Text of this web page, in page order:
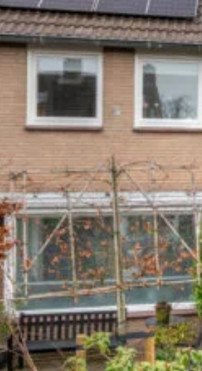
projecten
te koop..
naar een succesvolle verkoop
wij jouw droomwoning
alle wettelijke eisen
huis discreet..
verkopen
kennis...
woning via ons netwerk
Beheer
én beheer op maat
renoveren? Geen probleem!
van alle diensten..